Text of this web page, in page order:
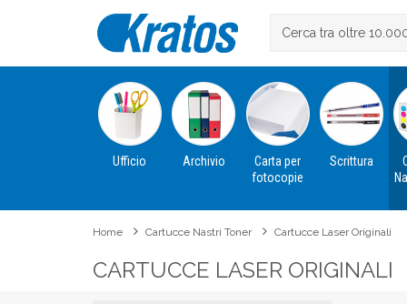
Ufficio Archivio
Carta per
fotocopie
Scrittura
Home Cartucce Nastri Toner Cartucce Laser Originali
CARTUCCE LASER ORIGINALI